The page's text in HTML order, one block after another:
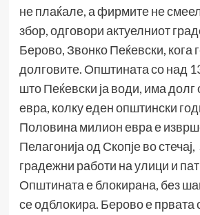
не плаќале, а фирмите не
збор, одговори актуелниот
Берово, Звонко Пеќевски, кога
долговите. Општината со над
што Пеќевски ја води, има
евра, колку еден општински
Половина милион евра е
Пелагонија од Скопје во
градежни работи на улици и
Општината е блокирана, без
се одблокира. Берово е